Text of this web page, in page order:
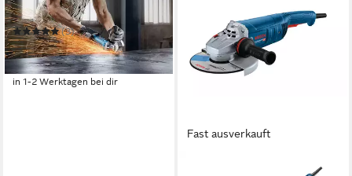
Winkelschleifer GWS 880
(3)
66,88 € UVP103,53 €
-35%
in 1-2 Werktagen bei dir
Fast ausverkauft